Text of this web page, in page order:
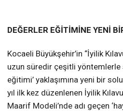
DEĞERLER EĞİTİMİNE YENİ
Kocaeli Büyükşehir’in “İyilik
uzun süredir çeşitli yöntemlerle
eğitimi’ yaklaşımına yeni bir
yıl ilk kez düzenlenen İyilik
Maarif Modeli’nde adı geçen